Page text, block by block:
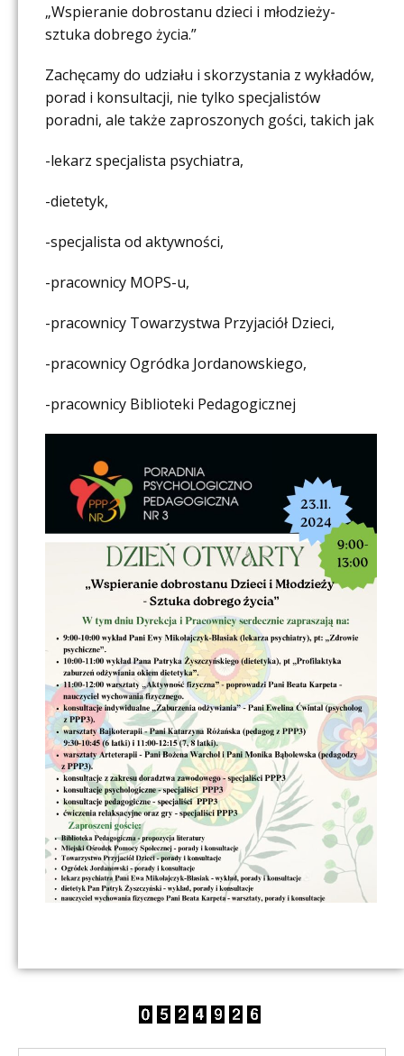
„Wspieranie dobrostanu dzieci i młodzieży-
sztuka dobrego życia.”
Zachęcamy do udziału i skorzystania z wykładów,
porad i konsultacji, nie tylko specjalistów
poradni, ale także zaproszonych gości, takich jak
-lekarz specjalista psychiatra,
-dietetyk,
-specjalista od aktywności,
-pracownicy MOPS-u,
-pracownicy Towarzystwa Przyjaciół Dzieci,
-pracownicy Ogródka Jordanowskiego,
-pracownicy Biblioteki Pedagogicznej